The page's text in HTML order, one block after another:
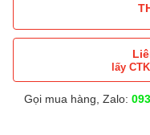
lấy
Gọi mua hàng, Zalo: